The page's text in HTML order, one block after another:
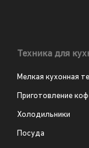
Техника для
Мелкая кухонная
Приготовление
Холодильники
Посуда